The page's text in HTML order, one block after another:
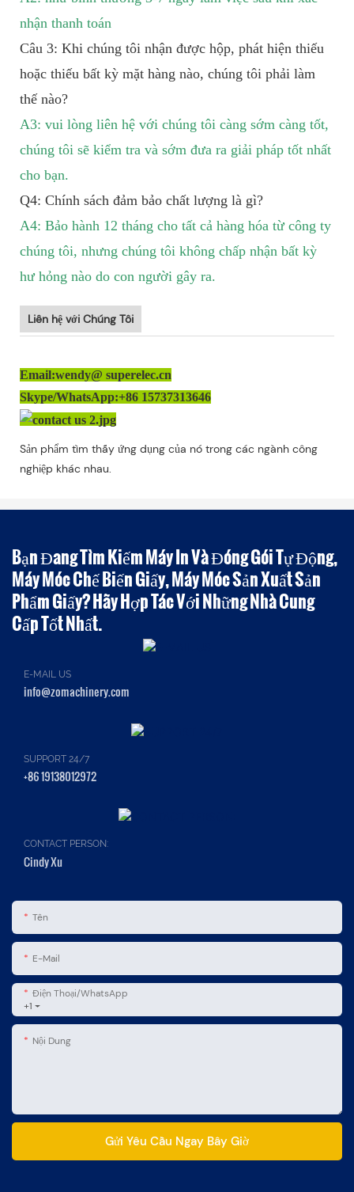
nhận thanh toán
Câu 3: Khi chúng tôi nhận được hộp, phát hiện thiếu
hoặc thiếu bất kỳ mặt hàng nào, chúng tôi phải làm
thế nào?
A3: vui lòng liên hệ với chúng tôi càng sớm càng tốt,
chúng tôi sẽ kiểm tra và sớm đưa ra giải pháp tốt nhất
cho bạn.
Q4: Chính sách đảm bảo chất lượng là gì?
A4: Bảo hành 12 tháng cho tất cả hàng hóa từ công ty
chúng tôi, nhưng chúng tôi không chấp nhận bất kỳ
hư hỏng nào do con người gây ra.
Liên hệ với Chúng Tôi
Email:wendy@ superelec.cn
Skype/WhatsApp:+86 15737313646
Sản phẩm tìm thấy ứng dụng của nó trong các ngành công
nghiệp khác nhau.
Bạn Đang Tìm Kiếm Máy In Và Đóng Gói Tự Động,
Máy Móc Chế Biến Giấy, Máy Móc Sản Xuất Sản
Phẩm Giấy? Hãy Hợp Tác Với Những Nhà Cung
Cấp Tốt Nhất.
E-MAIL US
info@zomachinery.com
SUPPORT 24/7
+86 19138012972
CONTACT PERSON:
Cindy Xu
Tên
E-Mail
+1
Điện Thoại/WhatsApp
Nội Dung
Gửi Yêu Cầu Ngay Bây Giờ